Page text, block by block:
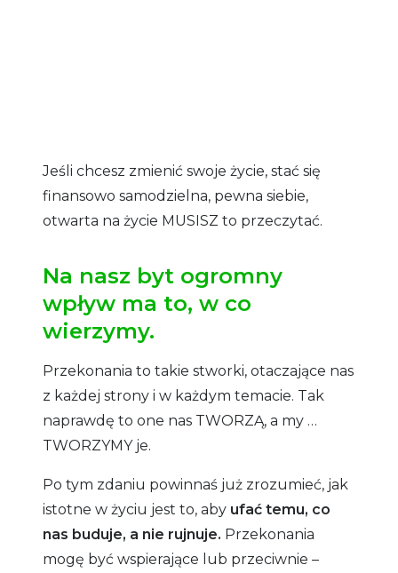
Jeśli chcesz zmienić swoje życie, stać się
finansowo samodzielna, pewna siebie,
otwarta na życie MUSISZ to przeczytać.
Na nasz byt ogromny
wpływ ma to, w co
wierzymy.
Przekonania to takie stworki, otaczające nas
z każdej strony i w każdym temacie. Tak
naprawdę to one nas TWORZĄ, a my …
TWORZYMY je.
Po tym zdaniu powinnaś już zrozumieć, jak
istotne w życiu jest to, aby ufać temu, co
nas buduje, a nie rujnuje. Przekonania
mogę być wspierające lub przeciwnie –